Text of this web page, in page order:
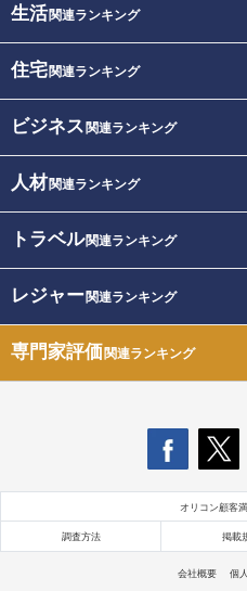
生活関連ランキング
住宅関連ランキング
ビジネス 関連ランキング
人材関連ランキング
トラベル関連ランキング
レジャー関連ランキング
専門家評価関連ランキング
オリコン顧客
調査方法 掲載
会社概要 個